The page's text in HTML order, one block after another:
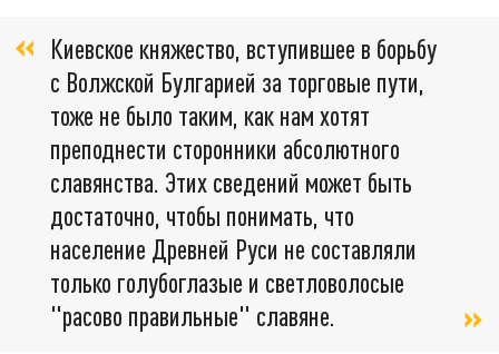
Киевское княжество, вступившее в борьбу
с Волжской Булгарией за торговые пути,
тоже не было таким, как нам хотят
преподнести сторонники абсолютного
славянства. Этих сведений может быть
достаточно, чтобы понимать, что
население Древней Руси не составляли
только голубоглазые и светловолосые
"расово правильные" славяне.